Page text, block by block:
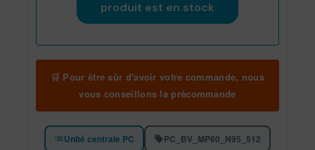
🛒 Pour être sûr d'avoir votre commande, nous
vous conseillons la précommande
Unité centrale PC PC_BV_MP60_N95_512